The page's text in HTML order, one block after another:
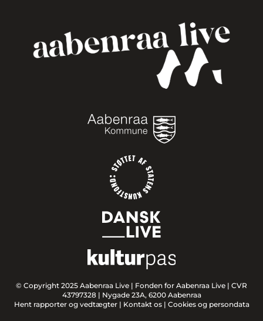
© Copyright 2025 Aabenraa Live | Fonden for Aabenraa Live | CVR
43797328 | Nygade 23A, 6200 Aabenraa
Hent rapporter og vedtægter| Kontakt os| Cookies og persondata